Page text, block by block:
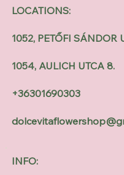
INFO:
LOCATIONS:
1052, PETŐFI SÁNDOR
1054, AULICH UTCA 8.
+36301690303